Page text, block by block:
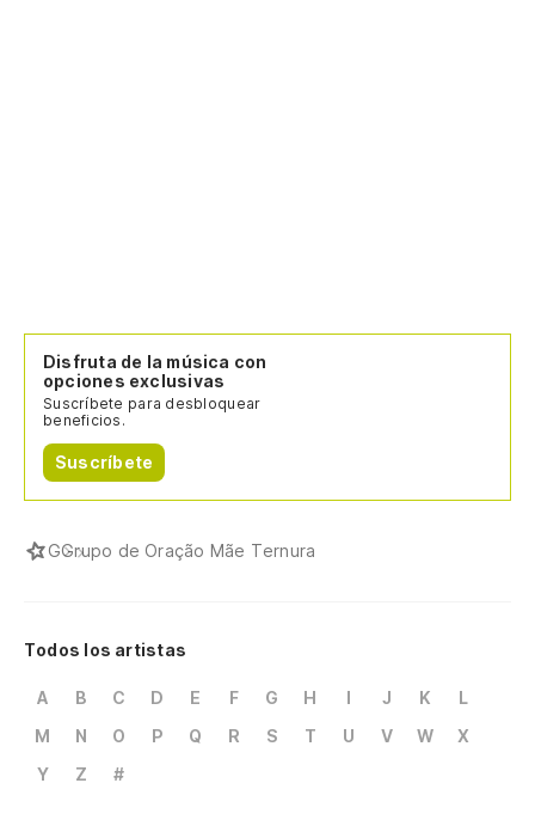
Disfruta de la música con
opciones exclusivas
Suscríbete para desbloquear
beneficios.
Suscríbete
GGrupo de Oração Mãe Ternura
Todos los artistas
A B C D E F G H I J K
L
M
N O P Q R S T U V W
X
Y
Z #